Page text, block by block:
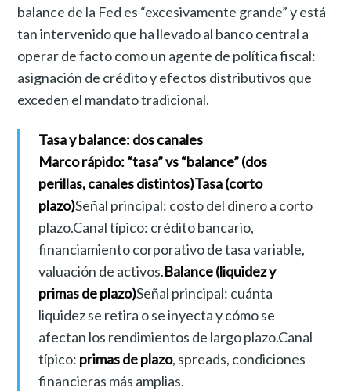
balance de la Fed es “excesivamente grande” y está
tan intervenido que ha llevado al banco central a
operar de facto como un agente de política fiscal:
asignación de crédito y efectos distributivos que
exceden el mandato tradicional.
Tasa y balance: dos canales
Marco rápido: “tasa” vs “balance” (dos
perillas, canales distintos)Tasa (corto
plazo)Señal principal: costo del dinero a corto
plazo.Canal típico: crédito bancario,
financiamiento corporativo de tasa variable,
valuación de activos.Balance (liquidez y
primas de plazo)Señal principal: cuánta
liquidez se retira o se inyecta y cómo se
afectan los rendimientos de largo plazo.Canal
típico: primas de plazo, spreads, condiciones
financieras más amplias.